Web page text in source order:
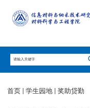
首页 学生园地 奖助贷勤